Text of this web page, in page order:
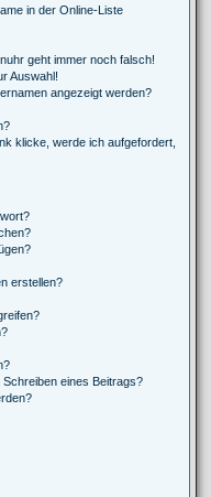
in der Online-Liste
geht immer noch falsch!
Auswahl!
angezeigt werden?
klicke, werde ich aufgefordert,
erstellen?
Schreiben eines Beitrags?